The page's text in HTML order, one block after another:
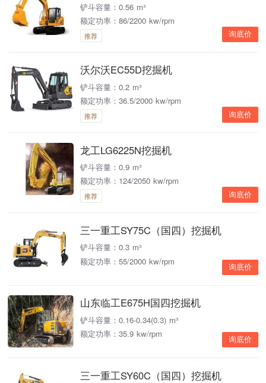
铲斗容量：0.56 m³
额定功率：86/2200 kw/rpm
推荐 询底价
沃尔沃EC55D挖掘机
铲斗容量：0.2 m³
额定功率：36.5/2000 kw/rpm
推荐 询底价
龙工LG6225N挖掘机
铲斗容量：0.9 m³
额定功率：124/2050 kw/rpm
推荐 询底价
三一重工SY75C（国四）挖掘机
铲斗容量：0.3 m³
额定功率：55/2000 kw/rpm
询底价
山东临工E675H国四挖掘机
铲斗容量：0.16-0.34(0.3) m³
额定功率：35.9 kw/rpm
询底价
三一重工SY60C（国四）挖掘机